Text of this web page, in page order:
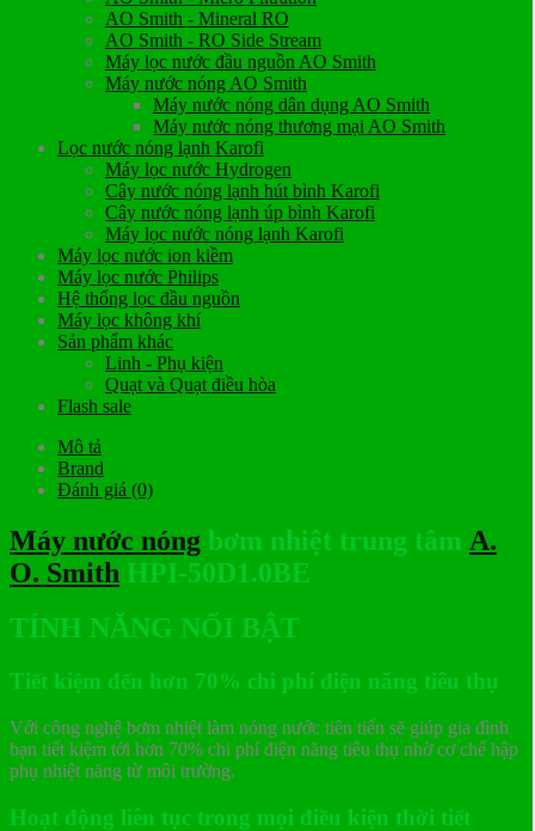
AO Smith - Mineral RO
AO Smith - RO Side Stream
Máy lọc nước đầu nguồn AO Smith
Máy nước nóng AO Smith
Máy nước nóng dân dụng AO Smith
Máy nước nóng thương mại AO Smith
Lọc nước nóng lạnh Karofi
Máy lọc nước Hydrogen
Cây nước nóng lạnh hút bình Karofi
Cây nước nóng lạnh úp bình Karofi
Máy lọc nước nóng lạnh Karofi
Máy lọc nước ion kiềm
Máy lọc nước Philips
Hệ thống lọc đầu nguồn
Máy lọc không khí
Sản phẩm khác
Linh - Phụ kiện
Quạt và Quạt điều hòa
Flash sale
Mô tả
Brand
Đánh giá (0)
Máy nước nóng bơm nhiệt trung tâm A.
O. Smith HPI-50D1.0BE
TÍNH NĂNG NỔI BẬT
Tiết kiệm đến hơn 70% chi phí điện năng tiêu thụ
Với công nghệ bơm nhiệt làm nóng nước tiên tiến sẽ giúp gia đình
bạn tiết kiệm tới hơn 70% chi phí điện năng tiêu thụ nhờ cơ chế hập
phụ nhiệt năng từ môi trường.
Hoạt động liên tục trong mọi điều kiện thời tiết